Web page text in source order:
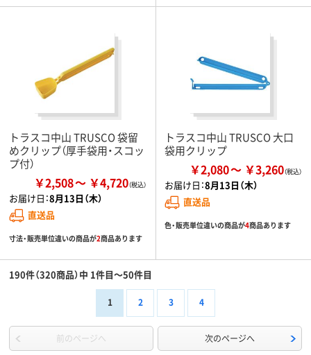
トラスコ中山 TRUSCO 袋留
めクリップ（厚手袋用・スコッ
プ付）
￥2,508 ￥4,720
お届け日：8月13日（木）
直送品
寸法・販売単位違いの商品が2商品あります
トラスコ中山 TRUSCO 大口
袋用クリップ
￥2,080 ￥3,260
お届け日：8月13日（木）
直送品
色・販売単位違いの商品が4商品あります
190件（320商品）中 1件目～50件目
1 2 3 4
前のページへ 次のページへ